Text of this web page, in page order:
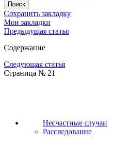
Сохранить закладку
Мои закладки
Предыдущая статья
Содержание
Следующая статья
Страница № 21
Несчастные случаи
Расследование